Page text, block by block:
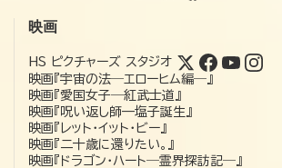
映画
HS ピクチャーズ スタジオ
映画『宇宙の法―エローヒム編―』
映画『愛国女子―紅武士道』
映画『呪い返し師—塩子誕生』
映画『レット・イット・ビー』
映画『二十歳に還りたい。』
映画『ドラゴン・ハート―霊界探訪記―』